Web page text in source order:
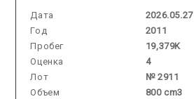
Дата
2026.05.27
Год
2011
Пробег
19,379K
Оценка
4
Лот
№ 2911
Объем
800 cm3